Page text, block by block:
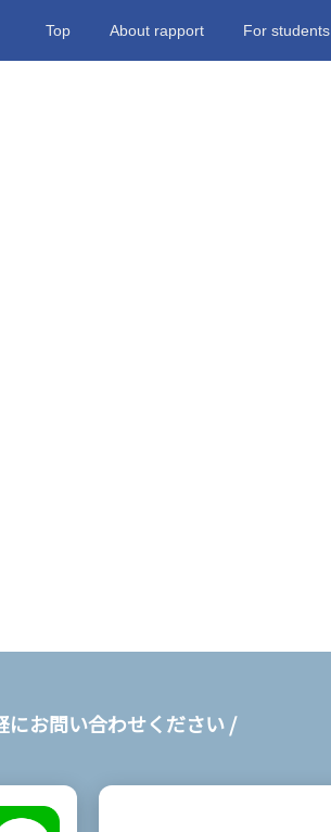
Top About rapport For students
にお問い合わせください /